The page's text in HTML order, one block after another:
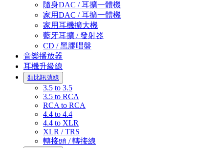
隨身DAC / 耳擴一體機
家用DAC / 耳擴一體機
家用耳機擴大機
藍牙耳擴 / 發射器
CD / 黑膠唱盤
音樂播放器
耳機升級線
類比訊號線
3.5 to 3.5
3.5 to RCA
RCA to RCA
4.4 to 4.4
4.4 to XLR
XLR / TRS
轉接頭 / 轉接線